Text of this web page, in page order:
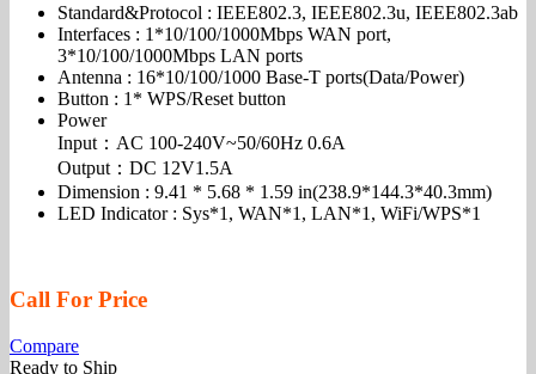
Standard&Protocol : IEEE802.3, IEEE802.3u, IEEE802.3ab
Interfaces : 1*10/100/1000Mbps WAN port,
3*10/100/1000Mbps LAN ports
Antenna : 16*10/100/1000 Base-T ports(Data/Power)
Button : 1* WPS/Reset button
Power
Input：AC 100-240V~50/60Hz 0.6A
Output：DC 12V1.5A
Dimension : 9.41 * 5.68 * 1.59 in(238.9*144.3*40.3mm)
LED Indicator : Sys*1, WAN*1, LAN*1, WiFi/WPS*1
Call For Price
Compare
Ready to Ship